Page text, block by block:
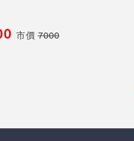
市價7000